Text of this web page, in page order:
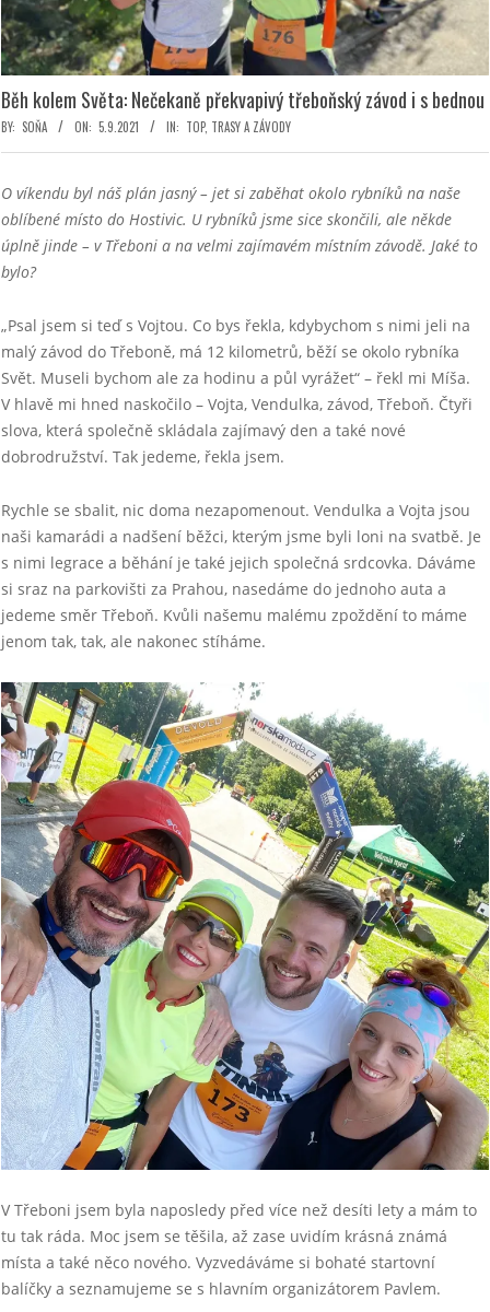
Běh kolem Světa: Nečekaně překvapivý třeboňský závod i s bednou
BY: SOŇA ON: 5.9.2021 IN: TOP, TRASY A ZÁVODY
O víkendu byl náš plán jasný – jet si zaběhat okolo rybníků na naše
oblíbené místo do Hostivic. U rybníků jsme sice skončili, ale někde
úplně jinde – v Třeboni a na velmi zajímavém místním závodě. Jaké to
bylo?
„Psal jsem si teď s Vojtou. Co bys řekla, kdybychom s nimi jeli na
malý závod do Třeboně, má 12 kilometrů, běží se okolo rybníka
Svět. Museli bychom ale za hodinu a půl vyrážet“ – řekl mi Míša.
V hlavě mi hned naskočilo – Vojta, Vendulka, závod, Třeboň. Čtyři
slova, která společně skládala zajímavý den a také nové
dobrodružství. Tak jedeme, řekla jsem.
Rychle se sbalit, nic doma nezapomenout. Vendulka a Vojta jsou
naši kamarádi a nadšení běžci, kterým jsme byli loni na svatbě. Je
s nimi legrace a běhání je také jejich společná srdcovka. Dáváme
si sraz na parkovišti za Prahou, nasedáme do jednoho auta a
jedeme směr Třeboň. Kvůli našemu malému zpoždění to máme
jenom tak, tak, ale nakonec stíháme.
V Třeboni jsem byla naposledy před více než desíti lety a mám to
tu tak ráda. Moc jsem se těšila, až zase uvidím krásná známá
místa a také něco nového. Vyzvedáváme si bohaté startovní
balíčky a seznamujeme se s hlavním organizátorem Pavlem.